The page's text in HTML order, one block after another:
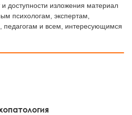
доступности изложения материал
психологам, экспертам,
педагогам и всем, интересующимся